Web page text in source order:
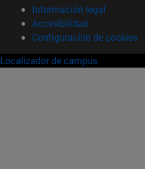
Información legal
Accesibilidad
Configuración de cookies
Localizador de campus